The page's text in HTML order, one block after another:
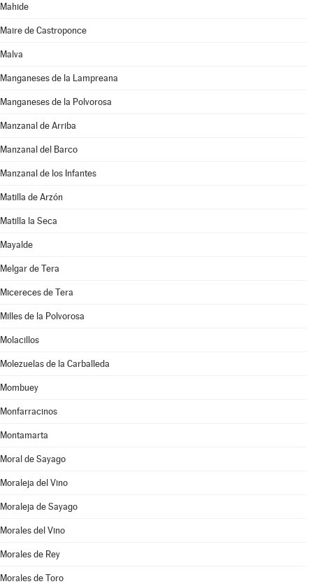
Mahide
Maire de Castroponce
Malva
Manganeses de la Lampreana
Manganeses de la Polvorosa
Manzanal de Arriba
Manzanal del Barco
Manzanal de los Infantes
Matilla de Arzón
Matilla la Seca
Mayalde
Melgar de Tera
Micereces de Tera
Milles de la Polvorosa
Molacillos
Molezuelas de la Carballeda
Mombuey
Monfarracinos
Montamarta
Moral de Sayago
Moraleja del Vino
Moraleja de Sayago
Morales del Vino
Morales de Rey
Morales de Toro